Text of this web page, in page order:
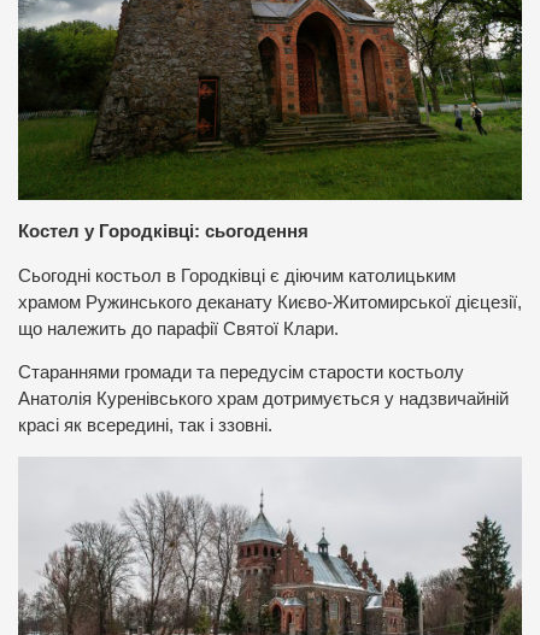
Костел у Городківці: сьогодення
Сьогодні костьол в Городківці є діючим католицьким
храмом Ружинського деканату Києво-Житомирської дієцезії,
що належить до парафії Святої Клари.
Стараннями громади та передусім старости костьолу
Анатолія Куренівського храм дотримується у надзвичайній
красі як всередині, так і ззовні.